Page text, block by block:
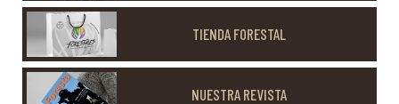
TIENDA FORESTAL
NUESTRA REVISTA